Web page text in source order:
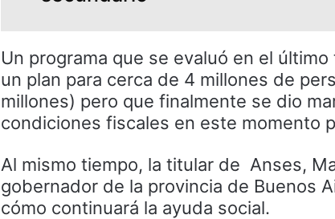
Un programa que se evaluó en el
un plan para cerca de 4 millones de
millones) pero que finalmente se dio
condiciones fiscales en este momento
Al mismo tiempo, la titular de Anses,
gobernador de la provincia de Buenos
cómo continuará la ayuda social.